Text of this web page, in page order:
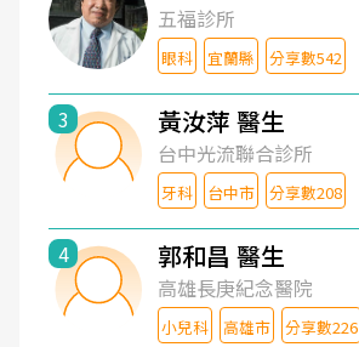
五福診所
眼科 宜蘭縣 分享數542
3 黃汝萍 醫生
台中光流聯合診所
牙科 台中市 分享數208
4 郭和昌 醫生
高雄長庚紀念醫院
小兒科 高雄市 分享數226